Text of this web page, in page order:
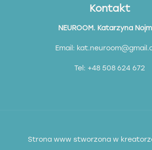
Kontakt
NEUROOM. Katarzyna
Email:
Tel: +48 508 624 672
Strona www stworzona w